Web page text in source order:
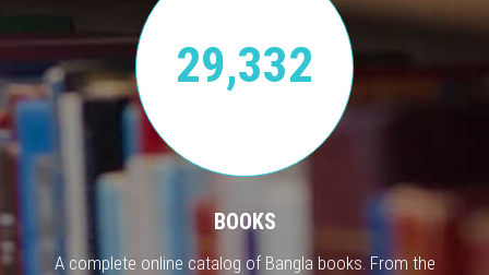
29,332
BOOKS
A complete online catalog of Bangla books. From the